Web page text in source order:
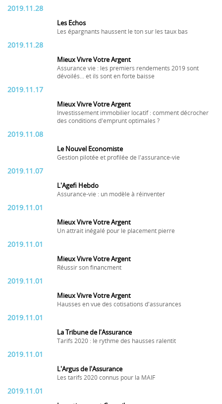
2019.11.28
Les Echos
Les épargnants haussent le ton sur les taux bas
2019.11.28
Mieux Vivre Votre Argent
Assurance vie : les premiers rendements 2019 sont
dévoilés... et ils sont en forte baisse
2019.11.17
Mieux Vivre Votre Argent
Investissement immobilier locatif : comment décrocher
des conditions d'emprunt optimales ?
2019.11.08
Le Nouvel Economiste
Gestion pilotée et profilée de l'assurance-vie
2019.11.07
L'Agefi Hebdo
Assurance-vie : un modèle à réinventer
2019.11.01
Mieux Vivre Votre Argent
Un attrait inégalé pour le placement pierre
2019.11.01
Mieux Vivre Votre Argent
Réussir son financment
2019.11.01
Mieux Vivre Votre Argent
Hausses en vue des cotisations d'assurances
2019.11.01
La Tribune de l'Assurance
Tarifs 2020 : le rythme des hausses ralentit
2019.11.01
L'Argus de l'Assurance
Les tarifs 2020 connus pour la MAIF
2019.11.01